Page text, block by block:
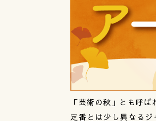
「芸術の秋」とも呼
定番とは少し異なる